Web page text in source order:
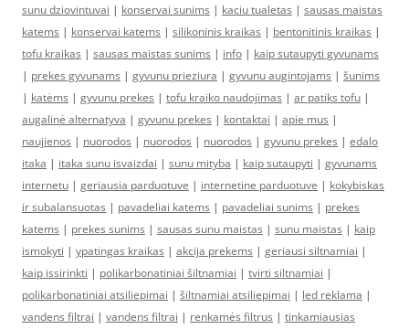
sunu dziovintuvai | konservai sunims | kaciu tualetas | sausas maistas
katems | konservai katems | silikoninis kraikas | bentonitinis kraikas |
tofu kraikas | sausas maistas sunims | info | kaip sutaupyti gyvunams
| prekes gyvunams | gyvunu prieziura | gyvunu augintojams | šunims
| katėms | gyvunu prekes | tofu kraiko naudojimas | ar patiks tofu |
augalinė alternatyva | gyvunu prekes | kontaktai | apie mus |
naujienos | nuorodos | nuorodos | nuorodos | gyvunu prekes | edalo
itaka | itaka sunu isvaizdai | sunu mityba | kaip sutaupyti | gyvunams
internetu | geriausia parduotuve | internetine parduotuve | kokybiskas
ir subalansuotas | pavadeliai katems | pavadeliai sunims | prekes
katems | prekes sunims | sausas sunu maistas | sunu maistas | kaip
ismokyti | ypatingas kraikas | akcija prekems | geriausi siltnamiai |
kaip issirinkti | polikarbonatiniai šiltnamiai | tvirti siltnamiai |
polikarbonatiniai atsiliepimai | šiltnamiai atsiliepimai | led reklama |
vandens filtrai | vandens filtrai | renkamės filtrus | tinkamiausias